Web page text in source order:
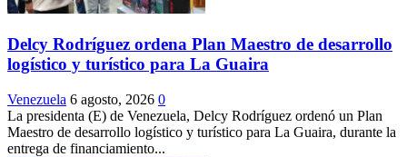
Delcy Rodríguez ordena Plan Maestro de desarrollo
logístico y turístico para La Guaira
Venezuela 6 agosto, 2026 0
La presidenta (E) de Venezuela, Delcy Rodríguez ordenó un Plan
Maestro de desarrollo logístico y turístico para La Guaira, durante la
entrega de financiamiento...